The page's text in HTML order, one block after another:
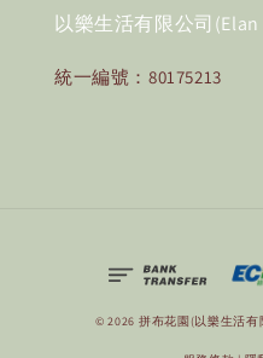
以樂生活有限公司
統一編號：80175213
© 2026 拼布花園(以樂生活